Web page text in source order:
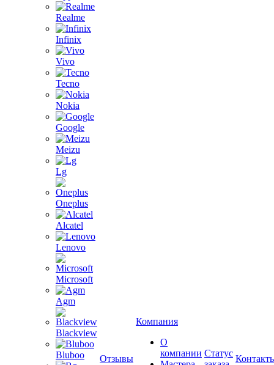
Realme
Infinix
Vivo
Tecno
Nokia
Google
Meizu
Lg
Oneplus
Alcatel
Lenovo
Microsoft
Agm
Blackview
Bluboo Отзывы
Компания
О
компании Статус